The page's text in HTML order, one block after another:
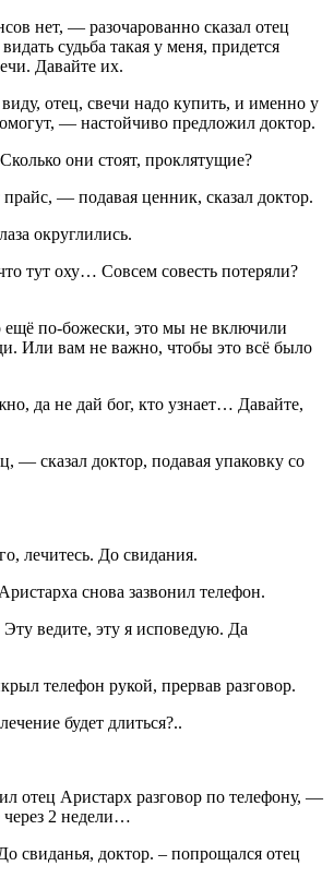
нет, — разочарованно сказал отец
судьба такая у меня, придется
Давайте их.
отец, свечи надо купить, и именно у
— настойчиво предложил доктор.
они стоят, проклятущие?
— подавая ценник, сказал доктор.
округлились.
тут оху… Совсем совесть потеряли?
по-божески, это мы не включили
Или вам не важно, чтобы это всё было
да не дай бог, кто узнает… Давайте,
— сказал доктор, подавая упаковку со
лечитесь. До свидания.
снова зазвонил телефон.
ведите, эту я исповедую. Да
телефон рукой, прервав разговор.
будет длиться?..
отец Аристарх разговор по телефону, —
через 2 недели…
свиданья, доктор. – попрощался отец